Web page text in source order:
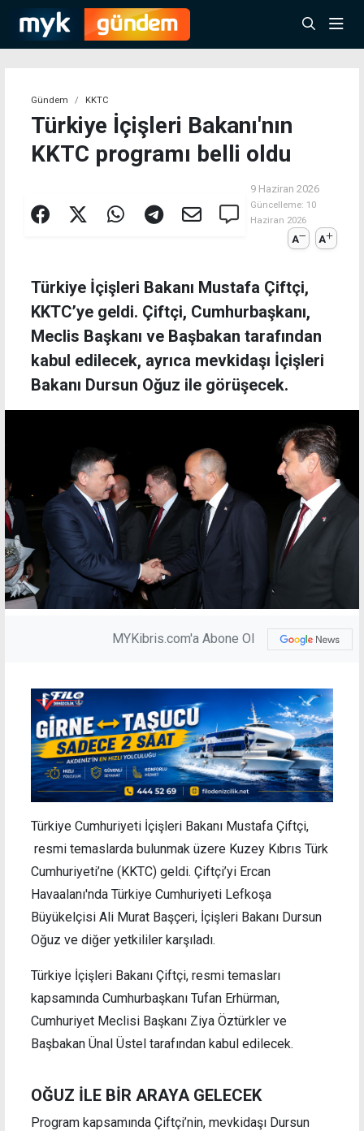
Gündem KKTC
Türkiye İçişleri Bakanı'nın
KKTC programı belli oldu
9 Haziran 2026
Güncelleme: 10
Haziran 2026
A A
Türkiye İçişleri Bakanı Mustafa Çiftçi,
KKTC’ye geldi. Çiftçi, Cumhurbaşkanı,
Meclis Başkanı ve Başbakan tarafından
kabul edilecek, ayrıca mevkidaşı İçişleri
Bakanı Dursun Oğuz ile görüşecek.
MYKibris.com'a Abone Ol
Türkiye Cumhuriyeti İçişleri Bakanı Mustafa Çiftçi,
resmi temaslarda bulunmak üzere Kuzey Kıbrıs Türk
Cumhuriyeti’ne (KKTC) geldi. Çiftçi’yi Ercan
Havaalanı'nda Türkiye Cumhuriyeti Lefkoşa
Büyükelçisi Ali Murat Başçeri, İçişleri Bakanı Dursun
Oğuz ve diğer yetkililer karşıladı.
Türkiye İçişleri Bakanı Çiftçi, resmi temasları
kapsamında Cumhurbaşkanı Tufan Erhürman,
Cumhuriyet Meclisi Başkanı Ziya Öztürkler ve
Başbakan Ünal Üstel tarafından kabul edilecek.
OĞUZ İLE BİR ARAYA GELECEK
Program kapsamında Çiftçi’nin, mevkidaşı Dursun